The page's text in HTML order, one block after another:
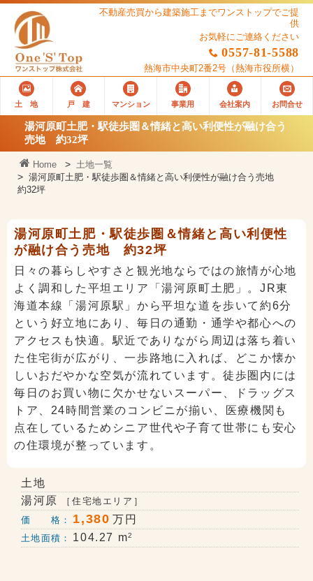
不動産売買から建築施工までワンストップでご提
供
お気軽にご連絡ください
0557-81-5588
熱海市中央町2番2号 （熱海市役所横）
土 地 戸 建 マンション 事業用 会社案内 お問合せ
湯河原町土肥・駅徒歩圏＆情緒と高い利便性が融け合う
売地 約32坪
Home
土地一覧
湯河原町土肥・駅徒歩圏＆情緒と高い利便性が融け合う売地
約32坪
湯河原町土肥・駅徒歩圏＆情緒と高い利便性
が融け合う売地 約32坪
日々の暮らしやすさと観光地ならではの旅情が心地
よく調和した平坦エリア「湯河原町土肥」。JR東
海道本線「湯河原駅」から平坦な道を歩いて約6分
という好立地にあり、毎日の通勤・通学や都心への
アクセスも快適。駅近でありながら周辺は落ち着い
た住宅街が広がり、一歩路地に入れば、どこか懐か
しいおだやかな空気が流れています。徒歩圏内には
毎日のお買い物に欠かせないスーパー、ドラッグス
トア、24時間営業のコンビニが揃い、医療機関も
点在しているためシニア世代や子育て世帯にも安心
の住環境が整っています。
土地
湯河原
［住宅地エリア］
価 格：
1,380万円
土地面積： 104.27 m2